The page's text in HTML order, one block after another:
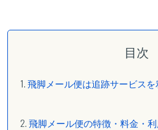
目次
飛脚メール便は追跡サービスを
飛脚メール便の特徴・料金・